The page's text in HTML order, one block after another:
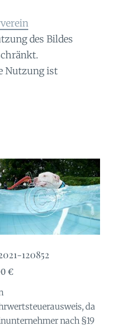
des Bildes
Nutzung ist
120852
€
da
nach §19